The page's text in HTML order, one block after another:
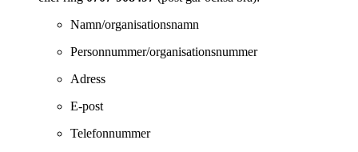
Namn/organisationsnamn
Personnummer/organisationsnummer
Adress
E-post
Telefonnummer